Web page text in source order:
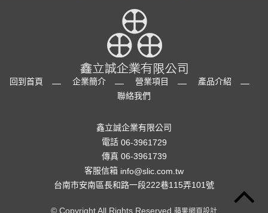
回到首頁 企業簡介 營業項目
產品介紹
聯絡我們
鑫立誠企業有限公司
電話 06-3961729
傳真 06-3961739
客服信箱 info@slic.com.tw
台南市安南區長和路一段222巷115弄101號
© Copyright All Rights Reserved